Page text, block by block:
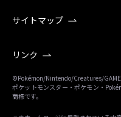
サイトマップ
リンク
©Pokémon/Nintendo/Creatures/GAME
ポケットモンスター・ポケモン・
商標です。